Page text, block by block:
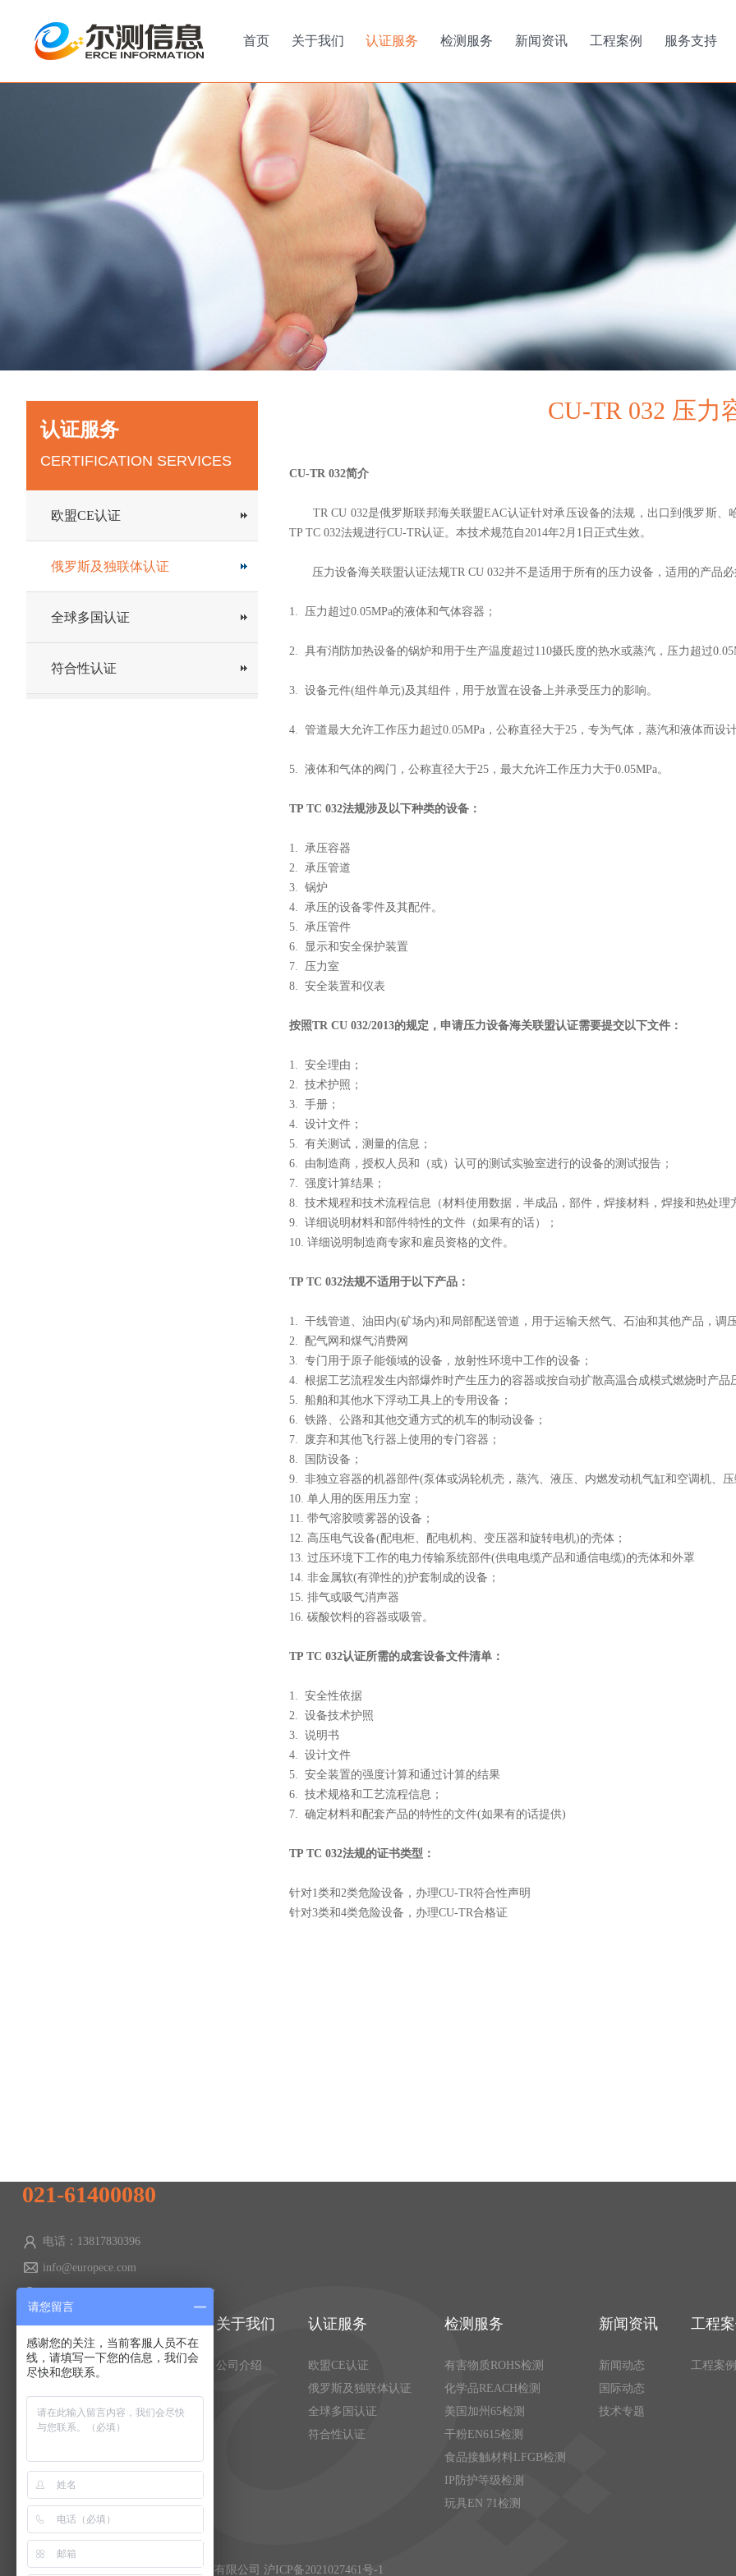
首页 关于我们 认证服务 检测服务 新闻资讯 工程案例 服务支持
认证服务
CERTIFICATION SERVICES
欧盟CE认证
俄罗斯及独联体认证
全球多国认证
符合性认证
CU-TR 032 压力
CU-TR 032简介
TR CU 032是俄罗斯联邦海关联盟EAC认证针对承压设备的法规，出口到俄罗斯、
TP TC 032法规进行CU-TR认证。本技术规范自2014年2月1日正式生效。
压力设备海关联盟认证法规TR CU 032并不是适用于所有的压力设备，适用的产品必
1. 压力超过0.05MPa的液体和气体容器；
2. 具有消防加热设备的锅炉和用于生产温度超过110摄氏度的热水或蒸汽，压力超过
3. 设备元件(组件单元)及其组件，用于放置在设备上并承受压力的影响。
4. 管道最大允许工作压力超过0.05MPa，公称直径大于25，专为气体，蒸汽和液体而设计
5. 液体和气体的阀门，公称直径大于25，最大允许工作压力大于0.05MPa。
TP TC 032法规涉及以下种类的设备：
1. 承压容器
2. 承压管道
3. 锅炉
4. 承压的设备零件及其配件。
5. 承压管件
6. 显示和安全保护装置
7. 压力室
8. 安全装置和仪表
按照TR CU 032/2013的规定，申请压力设备海关联盟认证需要提交以下文件：
1. 安全理由；
2. 技术护照；
3. 手册；
4. 设计文件；
5. 有关测试，测量的信息；
6. 由制造商，授权人员和（或）认可的测试实验室进行的设备的测试报告；
7. 强度计算结果；
8. 技术规程和技术流程信息（材料使用数据，半成品，部件，焊接材料，焊接和热处理
9. 详细说明材料和部件特性的文件（如果有的话）；
10. 详细说明制造商专家和雇员资格的文件。
TP TC 032法规不适用于以下产品：
1. 干线管道、油田内(矿场内)和局部配送管道，用于运输天然气、石油和其他产品，调
2. 配气网和煤气消费网
3. 专门用于原子能领域的设备，放射性环境中工作的设备；
4. 根据工艺流程发生内部爆炸时产生压力的容器或按自动扩散高温合成模式燃烧时产品
5. 船舶和其他水下浮动工具上的专用设备；
6. 铁路、公路和其他交通方式的机车的制动设备；
7. 废弃和其他飞行器上使用的专门容器；
8. 国防设备；
9. 非独立容器的机器部件(泵体或涡轮机壳，蒸汽、液压、内燃发动机气缸和空调机、
10. 单人用的医用压力室；
11. 带气溶胶喷雾器的设备；
12. 高压电气设备(配电柜、配电机构、变压器和旋转电机)的壳体；
13. 过压环境下工作的电力传输系统部件(供电电缆产品和通信电缆)的壳体和外罩
14. 非金属软(有弹性的)护套制成的设备；
15. 排气或吸气消声器
16. 碳酸饮料的容器或吸管。
TP TC 032认证所需的成套设备文件清单：
1. 安全性依据
2. 设备技术护照
3. 说明书
4. 设计文件
5. 安全装置的强度计算和通过计算的结果
6. 技术规格和工艺流程信息；
7. 确定材料和配套产品的特性的文件(如果有的话提供)
TP TC 032法规的证书类型：
针对1类和2类危险设备，办理CU-TR符合性声明
针对3类和4类危险设备，办理CU-TR合格证
021-61400080
电话：13817830396
info@europece.com
上海市浦东新区川桥路350号308室
关于我们
公司介绍
认证服务
欧盟CE认证
俄罗斯及独联体认证
全球多国认证
符合性认证
检测服务
有害物质ROHS检测
化学品REACH检测
美国加州65检测
干粉EN615检测
食品接触材料LFGB检测
IP防护等级检测
玩具EN 71检测
新闻资讯
新闻动态
国际动态
技术专题
工程案
工程案例
Copyright © 2021 上海市尔测信息技术有限公司 沪ICP备2021027461号-1
请您留言
感谢您的关注，当前客服人员不在
线，请填写一下您的信息，我们会
尽快和您联系。